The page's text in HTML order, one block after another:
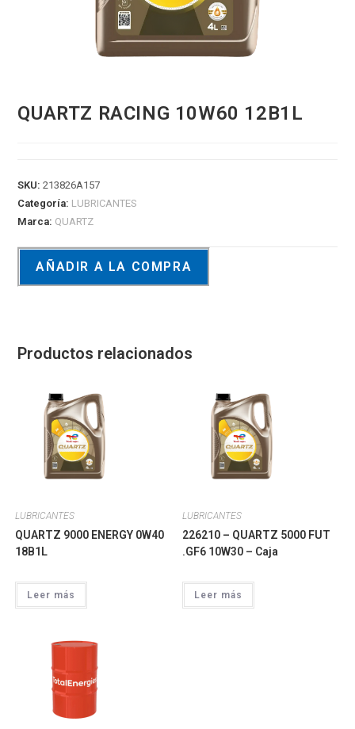
QUARTZ RACING 10W60 12B1L
SKU:213826A157
Categoría: LUBRICANTES
Marca: QUARTZ
AÑADIR A LA COMPRA
Productos relacionados
LUBRICANTES
QUARTZ 9000 ENERGY 0W40
18B1L
Leer más
LUBRICANTES
226210 – QUARTZ 5000 FUT
.GF6 10W30 – Caja
Leer más